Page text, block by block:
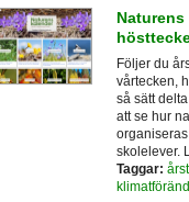
Följer du
vårtecken,
så sätt
att se hur
skolelever.
Taggar: